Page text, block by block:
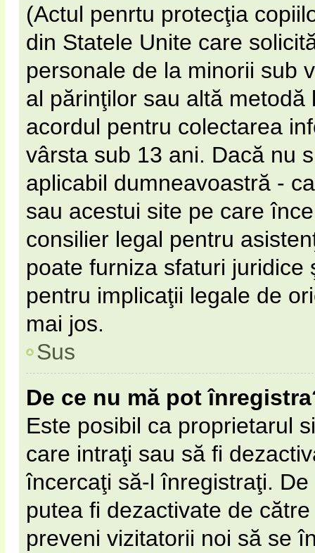
(Actul penrtu protecţia
din Statele Unite care
personale de la minorii sub
al părinţilor sau altă
acordul pentru colectarea
vârsta sub 13 ani. Dacă nu
aplicabil dumneavoastră -
sau acestui site pe care
consilier legal pentru
poate furniza sfaturi
pentru implicaţii legale de
mai jos.
Sus
De ce nu mă pot
Este posibil ca proprietarul
care intraţi sau să fi
încercaţi să-l înregistraţi.
putea fi dezactivate de
preveni vizitatorii noi să se